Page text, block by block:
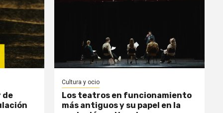
de
Cultura y ocio
Los teatros en funcionamiento
más antiguos y su papel en la